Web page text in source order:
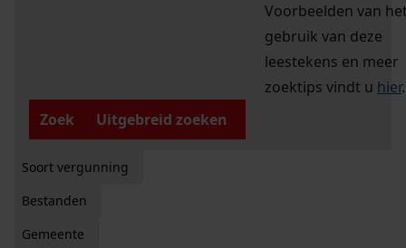
Voorbeelden van
gebruik van deze
leestekens en meer
zoektips vindt u hier.
Zoek
Uitgebreid zoeken
Soort vergunning
Bestanden
Gemeente